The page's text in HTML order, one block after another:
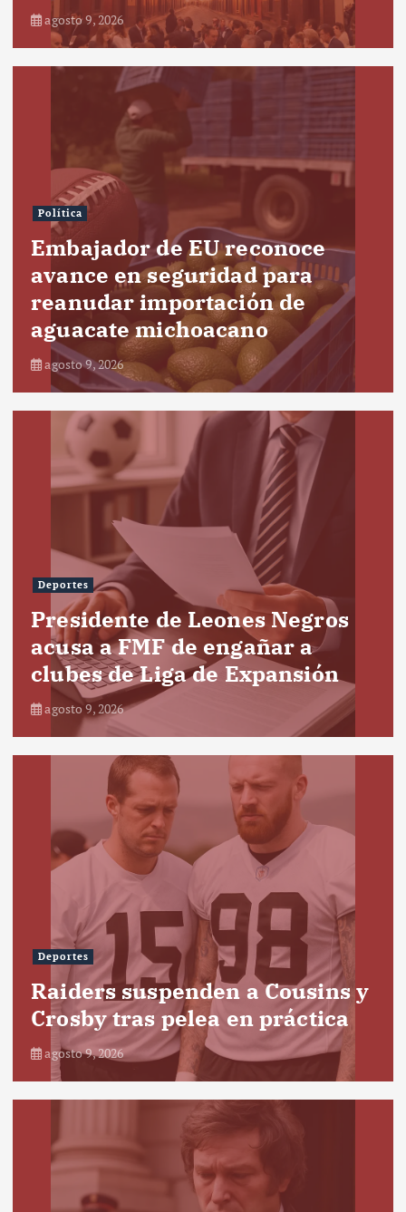
agosto 9, 2026
Política
Embajador de EU reconoce
avance en seguridad para
reanudar importación de
aguacate michoacano
agosto 9, 2026
Deportes
Presidente de Leones Negros
acusa a FMF de engañar a
clubes de Liga de Expansión
agosto 9, 2026
Deportes
Raiders suspenden a Cousins y
Crosby tras pelea en práctica
agosto 9, 2026